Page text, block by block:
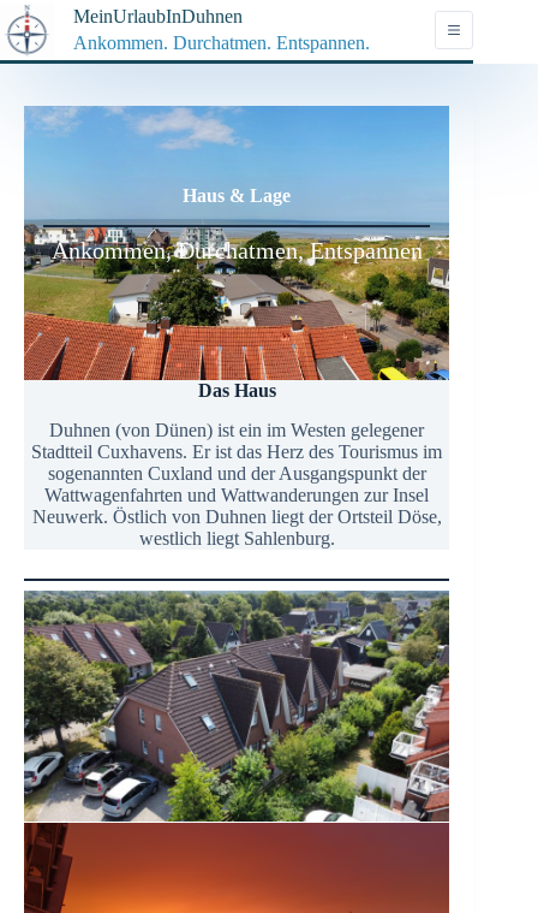
Zum
Inhalt
springen
MeinUrlaubInDuhnen
Ankommen. Durchatmen. Entspannen.
Haus & Lage
Ankommen, Durchatmen, Entspannen
Das Haus
Duhnen (von Dünen) ist ein im Westen gelegener
Stadtteil Cuxhavens. Er ist das Herz des Tourismus im
sogenannten Cuxland und der Ausgangspunkt der
Wattwagenfahrten und Wattwanderungen zur Insel
Neuwerk. Östlich von Duhnen liegt der Ortsteil Döse,
westlich liegt Sahlenburg.